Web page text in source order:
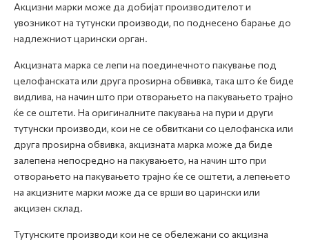
Акцизни марки може да добијат производителот и
увозникот на тутунски производи, по поднесено барање до
надлежниот царински орган.
Акцизната марка се лепи на поединечното пакување под
целофанската или друга проѕирна обвивка, така што ќе биде
видлива, на начин што при отворањето на пакувањето трајно
ќе се оштети. На оригиналните пакувања на пури и други
тутунски производи, кои не се обвиткани со целофанска или
друга проѕирна обвивка, акцизната марка може да биде
залепена непосредно на пакувањето, на начин што при
отворањето на пакувањето трајно ќе се оштети, а лепењето
на акцизните марки може да се врши во царински или
акцизен склад.
Тутунските производи кои не се обележани со акцизна